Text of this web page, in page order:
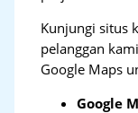
Kunjungi situs
pelanggan
Google Maps
Google